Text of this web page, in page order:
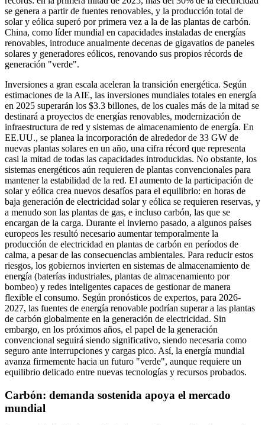
se genera a partir de fuentes renovables, y la producción total de
solar y eólica superó por primera vez a la de las plantas de carbón.
China, como líder mundial en capacidades instaladas de energías
renovables, introduce anualmente decenas de gigavatios de paneles
solares y generadores eólicos, renovando sus propios récords de
generación "verde".
Inversiones a gran escala aceleran la transición energética. Según
estimaciones de la AIE, las inversiones mundiales totales en energía
en 2025 superarán los $3.3 billones, de los cuales más de la mitad se
destinará a proyectos de energías renovables, modernización de
infraestructura de red y sistemas de almacenamiento de energía. En
EE.UU., se planea la incorporación de alrededor de 33 GW de
nuevas plantas solares en un año, una cifra récord que representa
casi la mitad de todas las capacidades introducidas. No obstante, los
sistemas energéticos aún requieren de plantas convencionales para
mantener la estabilidad de la red. El aumento de la participación de
solar y eólica crea nuevos desafíos para el equilibrio: en horas de
baja generación de electricidad solar y eólica se requieren reservas, y
a menudo son las plantas de gas, e incluso carbón, las que se
encargan de la carga. Durante el invierno pasado, a algunos países
europeos les resultó necesario aumentar temporalmente la
producción de electricidad en plantas de carbón en períodos de
calma, a pesar de las consecuencias ambientales. Para reducir estos
riesgos, los gobiernos invierten en sistemas de almacenamiento de
energía (baterías industriales, plantas de almacenamiento por
bombeo) y redes inteligentes capaces de gestionar de manera
flexible el consumo. Según pronósticos de expertos, para 2026-
2027, las fuentes de energía renovable podrían superar a las plantas
de carbón globalmente en la generación de electricidad. Sin
embargo, en los próximos años, el papel de la generación
convencional seguirá siendo significativo, siendo necesaria como
seguro ante interrupciones y cargas pico. Así, la energía mundial
avanza firmemente hacia un futuro "verde", aunque requiere un
equilibrio delicado entre nuevas tecnologías y recursos probados.
Carbón: demanda sostenida apoya el mercado
mundial